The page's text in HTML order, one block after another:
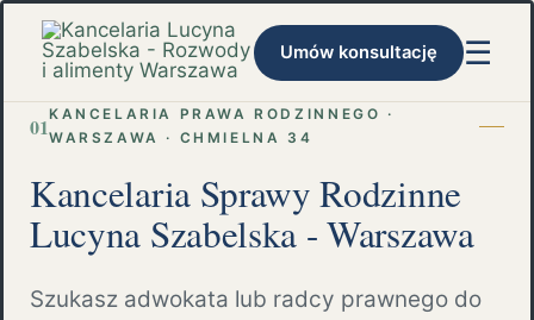
Umów konsultację ☰
01 KANCELARIA PRAWA RODZINNEGO ·
WARSZAWA · CHMIELNA 34
Kancelaria Sprawy Rodzinne
Lucyna Szabelska - Warszawa
Szukasz adwokata lub radcy prawnego do